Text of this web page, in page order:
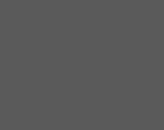
retorno,
manter a
reduzir custos